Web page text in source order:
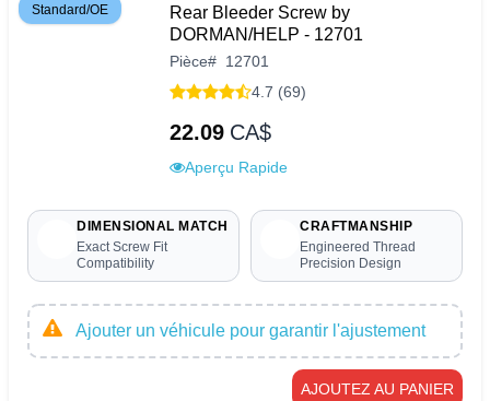
Standard/OE
Rear Bleeder Screw by
DORMAN/HELP - 12701
Pièce# 12701
4.7 (69)
22.09 CA$
Aperçu Rapide
DIMENSIONAL MATCH
Exact Screw Fit
Compatibility
CRAFTMANSHIP
Engineered Thread
Precision Design
Ajouter un véhicule pour garantir l'ajustement
AJOUTEZ AU PANIER